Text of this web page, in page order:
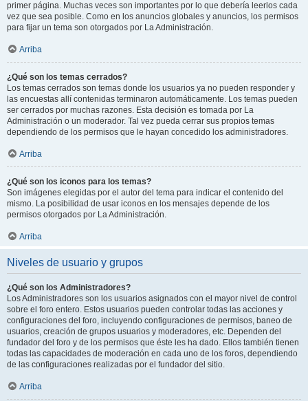
primer página. Muchas veces son importantes por lo que debería leerlos cada
vez que sea posible. Como en los anuncios globales y anuncios, los permisos
para fijar un tema son otorgados por La Administración.
Arriba
¿Qué son los temas cerrados?
Los temas cerrados son temas donde los usuarios ya no pueden responder y
las encuestas allí contenidas terminaron automáticamente. Los temas pueden
ser cerrados por muchas razones. Esta decisión es tomada por La
Administración o un moderador. Tal vez pueda cerrar sus propios temas
dependiendo de los permisos que le hayan concedido los administradores.
Arriba
¿Qué son los iconos para los temas?
Son imágenes elegidas por el autor del tema para indicar el contenido del
mismo. La posibilidad de usar iconos en los mensajes depende de los
permisos otorgados por La Administración.
Arriba
Niveles de usuario y grupos
¿Qué son los Administradores?
Los Administradores son los usuarios asignados con el mayor nivel de control
sobre el foro entero. Estos usuarios pueden controlar todas las acciones y
configuraciones del foro, incluyendo configuraciones de permisos, baneo de
usuarios, creación de grupos usuarios y moderadores, etc. Dependen del
fundador del foro y de los permisos que éste les ha dado. Ellos también tienen
todas las capacidades de moderación en cada uno de los foros, dependiendo
de las configuraciones realizadas por el fundador del sitio.
Arriba